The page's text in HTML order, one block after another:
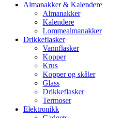
Almanakker & Kalendere
Almanakker
Kalendere
Lommealmanakker
Drikkeflasker
Vannflasker
Kopper
Krus
Kopper og skåler
Glass
Drikkeflasker
Termoser
Elektronikk